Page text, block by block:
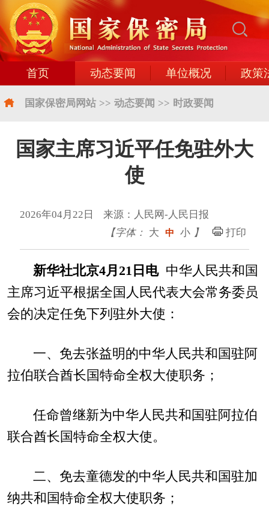
首页 动态要闻 单位概况 政策
国家保密局网站 >> 动态要闻 >> 时政要闻
国家主席习近平任免驻外大
使
2026年04月22日 来源：人民网-人民日报
【字体： 大 中 小 】 打印
新华社北京4月21日电中华人民共和国
主席习近平根据全国人民代表大会常务委员
会的决定任免下列驻外大使：
一、免去张益明的中华人民共和国驻阿
拉伯联合酋长国特命全权大使职务；
任命曾继新为中华人民共和国驻阿拉伯
联合酋长国特命全权大使。
二、免去童德发的中华人民共和国驻加
纳共和国特命全权大使职务；